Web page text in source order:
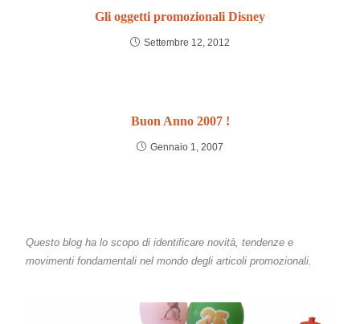
Gli oggetti promozionali Disney
Settembre 12, 2012
Buon Anno 2007 !
Gennaio 1, 2007
Questo blog ha lo scopo di identificare novità, tendenze e
movimenti fondamentali nel mondo degli articoli promozionali.